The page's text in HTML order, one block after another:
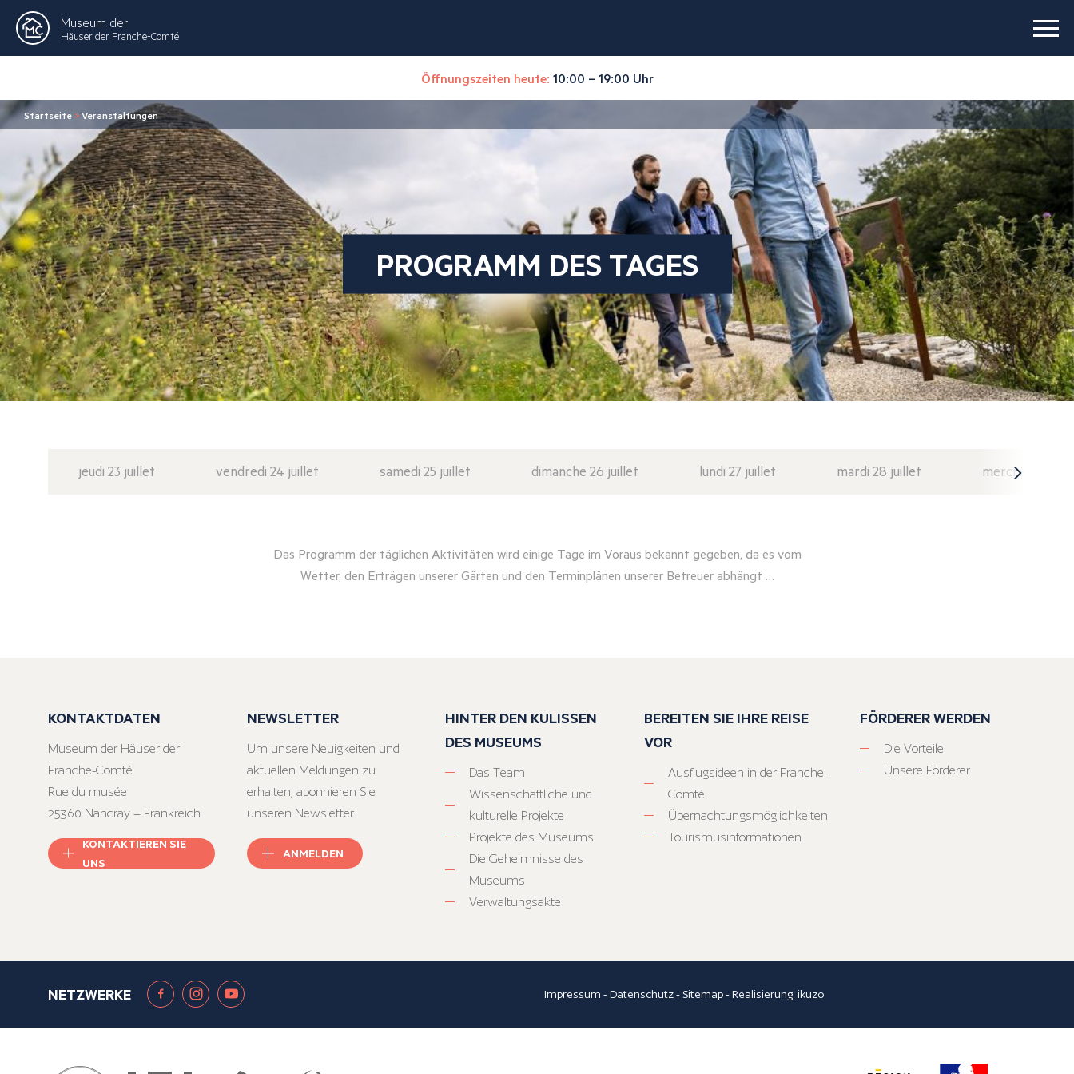
Museum der
Häuser der Franche-Comté
Öffnungszeiten heute: 10:00 – 19:00 Uhr
Startseite >Veranstaltungen
PROGRAMM DES TAGES
jeudi 23 juillet vendredi 24 juillet samedi 25 juillet dimanche 26 juillet lundi 27 juillet mardi 28 juillet mercredi 29
Das Programm der täglichen Aktivitäten wird einige Tage im Voraus bekannt gegeben, da es vom
Wetter, den Erträgen unserer Gärten und den Terminplänen unserer Betreuer abhängt …
KONTAKTDATEN
Museum der Häuser der
Franche-Comté
Rue du musée
25360 Nancray – Frankreich
KONTAKTIEREN SIE
UNS
NEWSLETTER
Um unsere Neuigkeiten und
aktuellen Meldungen zu
erhalten, abonnieren Sie
unseren Newsletter!
ANMELDEN
HINTER DEN KULISSEN
DES MUSEUMS
Das Team
Wissenschaftliche und
kulturelle Projekte
Projekte des Museums
Die Geheimnisse des
Museums
Verwaltungsakte
BEREITEN SIE IHRE REISE
VOR
Ausflugsideen in der Franche-
Comté
Übernachtungsmöglichkeiten
Tourismusinformationen
FÖRDERER WERDEN
Die Vorteile
Unsere Förderer
NETZWERKE Impressum -Datenschutz- Sitemap- Realisierung:ikuzo